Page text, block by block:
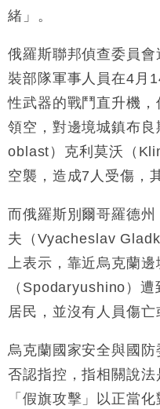
16:47
損失近6900萬元
16:05
財經｜日經失守
15:47
財經｜恒隆10月換
粦接任
財經｜韓股反覆
差達1125億美元
12:44
財經｜日本春季三
日圓干預創新高
11:12
國際｜特朗普料
張
15:59
財經｜SA售股自
緒」。
俄羅斯聯邦偵查委員
裝部隊軍事人員在4月
性武器的戰鬥直升機
領空，對邊境城鎮布
oblast）克利莫沃（
空襲，造成7人受傷，
而俄羅斯別爾哥羅德
夫（Vyacheslav
上表示，靠近烏克蘭
（Spodaryushino）
居民，並沒有人員傷亡
烏克蘭國家安全與國
否認指控，指相關說
「假旗攻擊」以正當